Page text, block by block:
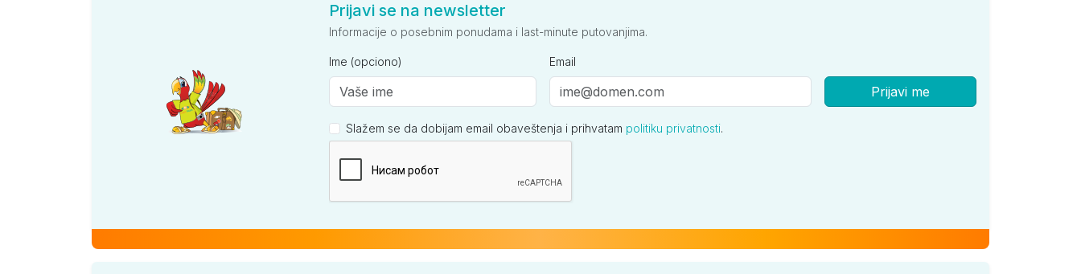
Prijavi se na newsletter
Informacije o posebnim ponudama i last-minute putovanjima.
Ime (opciono) Email
Prijavi me
Slažem se da dobijam email obaveštenja i prihvatam politiku privatnosti.